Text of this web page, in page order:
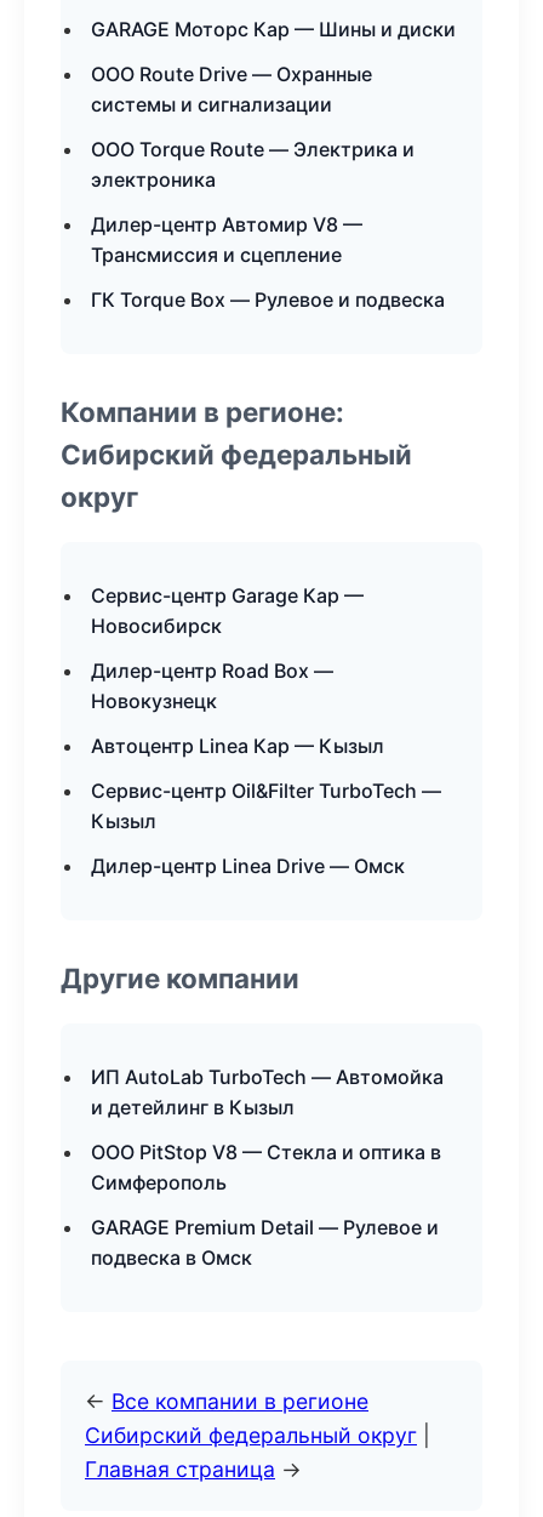
GARAGE Моторс Кар — Шины и диски
ООО Route Drive — Охранные
системы и сигнализации
ООО Torque Route — Электрика и
электроника
Дилер-центр Автомир V8 —
Трансмиссия и сцепление
ГК Torque Box — Рулевое и подвеска
Компании в регионе:
Сибирский федеральный
округ
Сервис-центр Garage Кар —
Новосибирск
Дилер-центр Road Box —
Новокузнецк
Автоцентр Linea Кар — Кызыл
Сервис-центр Oil&Filter TurboTech —
Кызыл
Дилер-центр Linea Drive — Омск
Другие компании
ИП AutoLab TurboTech — Автомойка
и детейлинг в Кызыл
ООО PitStop V8 — Стекла и оптика в
Симферополь
GARAGE Premium Detail — Рулевое и
подвеска в Омск
← Все компании в регионе
Сибирский федеральный округ
Главная страница →